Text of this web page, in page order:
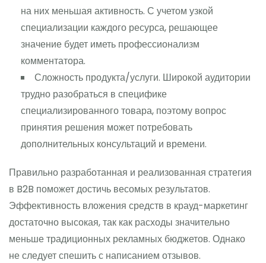
на них меньшая активность. С учетом узкой
специализации каждого ресурса, решающее
значение будет иметь профессионализм
комментатора.
Сложность продукта/услуги. Широкой аудитории
трудно разобраться в специфике
специализированного товара, поэтому вопрос
принятия решения может потребовать
дополнительных консультаций и времени.
Правильно разработанная и реализованная стратегия
в B2B поможет достичь весомых результатов.
Эффективность вложения средств в крауд-маркетинг
достаточно высокая, так как расходы значительно
меньше традиционных рекламных бюджетов. Однако
не следует спешить с написанием отзывов.